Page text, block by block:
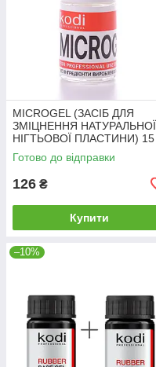
MICROGEL (ЗАСІБ ДЛЯ
ЗМІЦНЕННЯ НАТУРАЛЬНОЇ
НІГТЬОВОЇ ПЛАСТИНИ) 15
МЛ.
Готово до відправки
126 ₴
Купити
–10%